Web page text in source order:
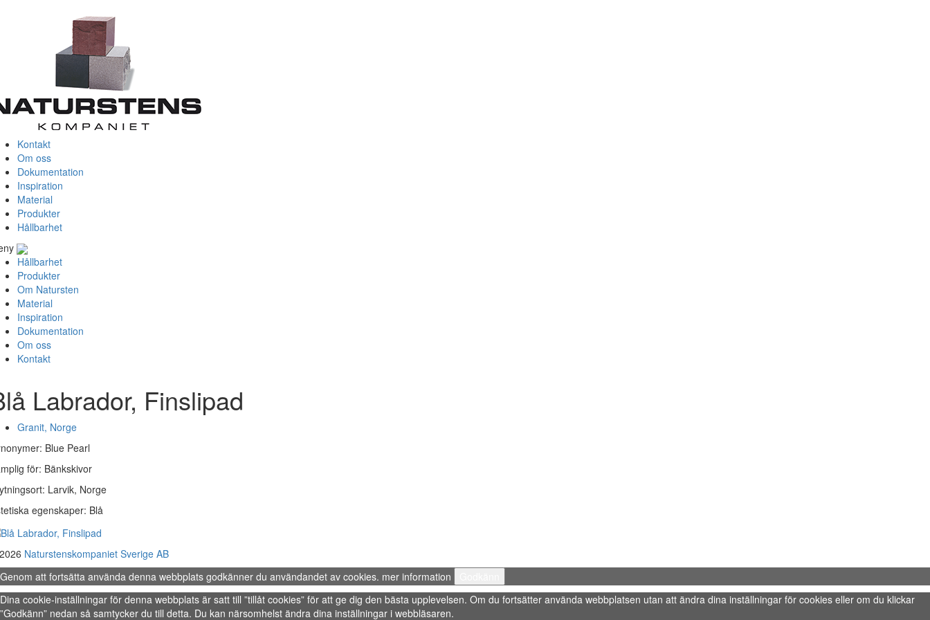
Kontakt
Om oss
Dokumentation
Inspiration
Material
Produkter
Hållbarhet
Hållbarhet
Produkter
Om Natursten
Material
Inspiration
Dokumentation
Om oss
Kontakt
Labrador, Finslipad
Granit, Norge
Blue Pearl
för: Bänkskivor
Larvik, Norge
egenskaper: Blå
Naturstenskompaniet Sverige AB
Genom att fortsätta använda denna webbplats godkänner du användandet av cookies. mer information
Dina cookie-inställningar för denna webbplats är satt till ”tillåt cookies” för att ge dig den bästa upplevelsen. Om du fortsätter använda webbplatsen utan att ändra dina inställningar för cookies eller om du klickar
”Godkänn” nedan så samtycker du till detta. Du kan närsomhelst ändra dina inställningar i webbläsaren.